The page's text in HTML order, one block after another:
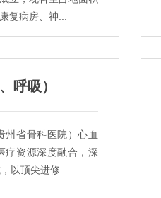
复病房、神...
呼吸）
州省骨科医院）心血
疗资源深度融合，深
以顶尖进修...